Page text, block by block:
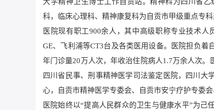
科，临床心理科、精神康复科为自贡市甲级重点专科
医院现有职工900余人，其中高级职称专业技术人
GE、飞利浦等CT3台及各类医用设备。医院担负着
年门诊量20万人次，年收治住院病人1.7万余人次
四川省民事、刑事精神医学司法鉴定医院，四川大
心，自贡市精神医学专委会、自贡市安宁疗护专委会
医院始终以“提高人民群众的卫生与健康水平”为